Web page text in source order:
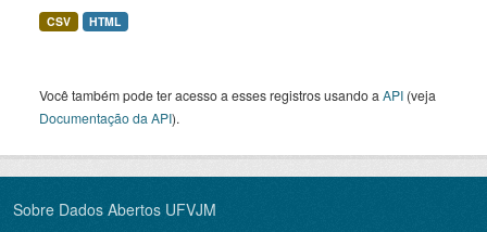
CSV HTML
Você também pode ter acesso a esses registros usando a API (veja
Documentação da API).
Sobre Dados Abertos UFVJM